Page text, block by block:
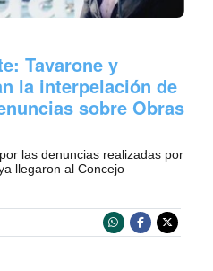
Tavarone y
la interpelación de
sobre Obras
las denuncias realizadas por
llegaron al Concejo